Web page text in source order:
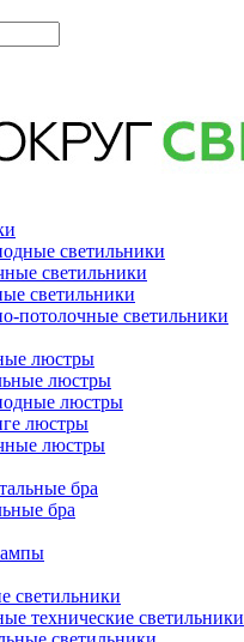
светильники
светильники
светильники
потолочные светильники
люстры
люстры
люстры
люстры
люстры
бра
бра
светильники
технические светильники